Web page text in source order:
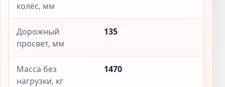
колёс, мм
Дорожный
просвет, мм
135
Масса без
нагрузки, кг
1470